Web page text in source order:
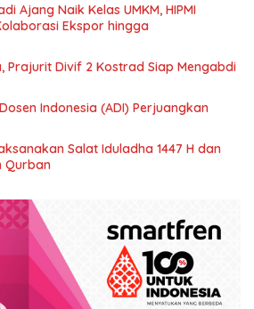
Ajang Naik Kelas UMKM, HIPMI
Ekspor hingga
Prajurit Divif 2 Kostrad Siap Mengabdi
Indonesia (ADI) Perjuangkan
Salat Iduladha 1447 H dan
Qurban